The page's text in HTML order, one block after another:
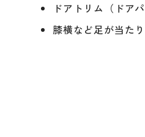
ドアトリム（ドアパ
膝横など足が当た